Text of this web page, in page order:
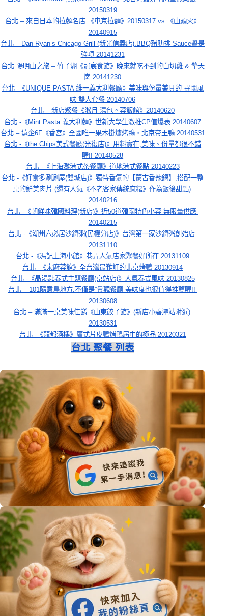
20150319
台北 – 來自日本的拉麵名店.《屯京拉麵》20150317 vs 《山頭火》
20140915
台北 – Dan Ryan’s Chicago Grill (新光信義店).BBQ豬肋排 Sauce醬是
強項 20141231
台北 陽明山之旅 – 竹子湖《冠宸食館》晚來就吃不到的白切雞 & 擎天
崗 20141230
台北 -《UNIQUE PASTA 維一義大利餐廳》美味與份量兼具的 異國風
味 雙人套餐 20140706
台北 – 新店聚餐《淞月 湯包。菜飯館》20140620
台北 -《Mint Pasta 義大利麵》世新大學生激推CP值爆表 20140607
台北 – 遠企6F《香宮》全國唯一果木掛爐烤鴨‧北京帝王鴨 20140531
台北 -《the Chips美式餐廳(光復店)》用料實在,美味、份量都很不錯
喔!! 20140528
台北 -《上海灘港式茶餐廳》道地港式餐點 20140223
台北 -《好食多涮涮屋(雙城店)》獨特香氣的【蒙古香辣鍋】,搭配一整
桌的鮮美肉片 (還有人氣《不老客家傳統麻糬》作為飯後甜點)
20140216
台北 -《朝鮮味韓國料理(新店)》近50道韓國特色小菜 無限量供應
20140215
台北 -《潮州六必居沙鍋粥(民權分店)》台灣第一家沙鍋粥創始店
20131110
台北 -《馮記上海小館》巷弄人氣店家聚餐好所在 20131109
台北 -《宋廚菜館》全台灣最難訂的北京烤鴨 20130914
台北 -《晶湯匙泰式主題餐廳(京站店)》人氣泰式風味 20130825
台北 – 101隨意鳥地方.不僅是”景觀餐廳”美味度也很值得推薦喔!!
20130608
台北 – 滿滿一桌美味佳餚《山東餃子館》(新店小碧潭站附近)
20130531
台北 -《龍都酒樓》廣式片皮鴨烤鴨屆中的極品 20120321
台北 聚餐 列表